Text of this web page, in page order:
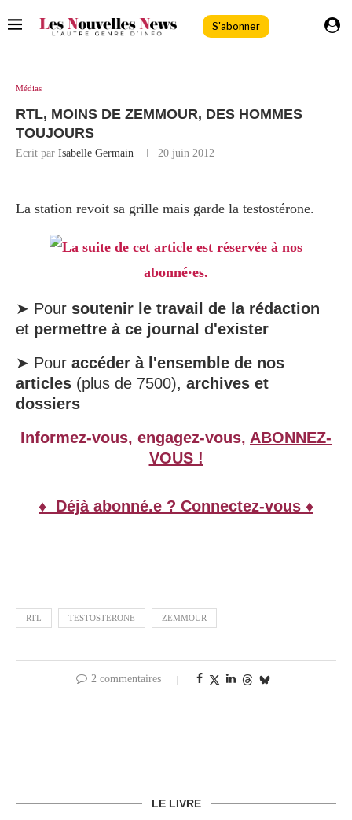
S'abonner
Médias
RTL, MOINS DE ZEMMOUR, DES HOMMES
TOUJOURS
Ecrit par Isabelle Germain 20 juin 2012
La station revoit sa grille mais garde la testostérone.
La suite de cet article est réservée à nos
abonné·es.
➤ Pour soutenir le travail de la rédaction
et permettre à ce journal d'exister
➤ Pour accéder à l'ensemble de nos
articles (plus de 7500), archives et
dossiers
Informez-vous, engagez-vous, ABONNEZ-
VOUS !
♦ Déjà abonné.e ? Connectez-vous ♦
RTL TESTOSTERONE ZEMMOUR
2 commentaires
LE LIVRE